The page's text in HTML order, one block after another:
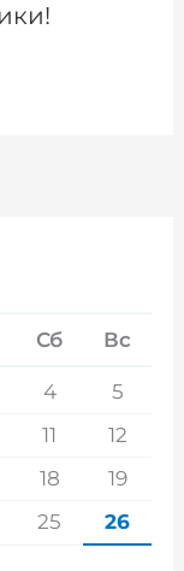
Сб Вс
4
5
11
12
18
19
25
26